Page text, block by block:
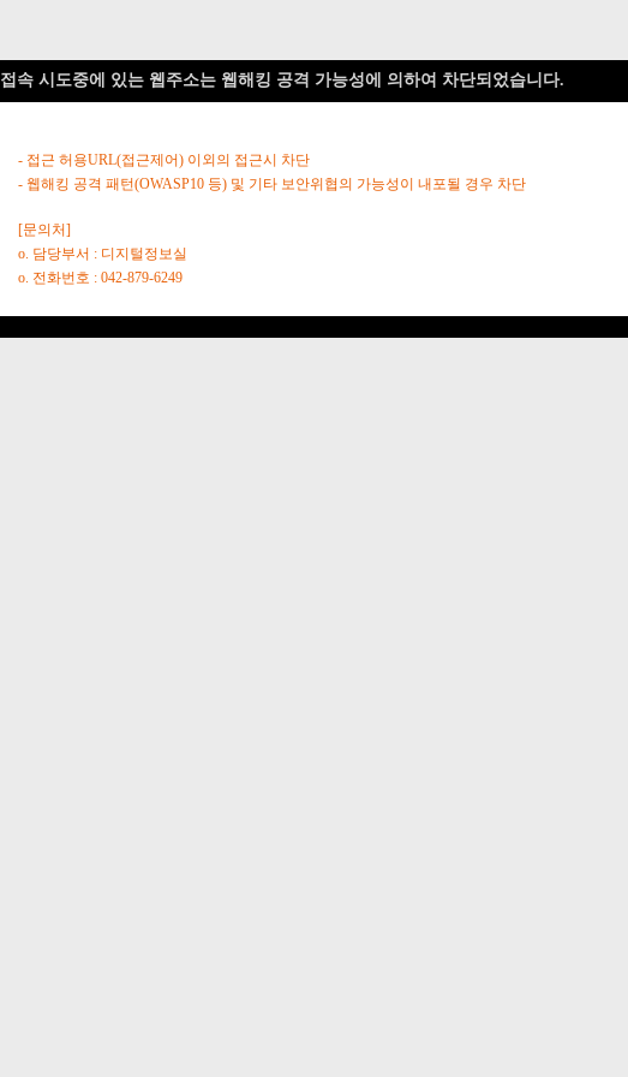
접속 시도중에 있는 웹주소는 웹해킹 공격 가능성에 의하여 차단되었습니다.
- 접근 허용URL(접근제어) 이외의 접근시 차단
- 웹해킹 공격 패턴(OWASP10 등) 및 기타 보안위협의 가능성이 내포될 경우 차단
[문의처]
o. 담당부서 : 디지털정보실
o. 전화번호 : 042-879-6249